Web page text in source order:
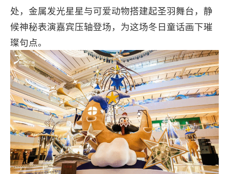
处，金属发光星星与可爱动物搭建起圣羽舞台，静
候神秘表演嘉宾压轴登场，为这场冬日童话画下璀
璨句点。